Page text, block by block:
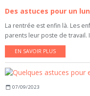
La rentrée est enfin là. Les
parents leur poste de travail.
EN SAVOIR PLUS
07/09/2023